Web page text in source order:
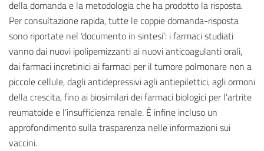
della domanda e la metodologia che ha prodotto la risposta.
Per consultazione rapida, tutte le coppie domanda-risposta
sono riportate nel ‘documento in sintesi’: i farmaci studiati
vanno dai nuovi ipolipemizzanti ai nuovi anticoagulanti orali,
dai farmaci incretinici ai farmaci per il tumore polmonare non a
piccole cellule, dagli antidepressivi agli antiepilettici, agli ormoni
della crescita, fino ai biosimilari dei farmaci biologici per l’artrite
reumatoide e l’insufficienza renale. È infine incluso un
approfondimento sulla trasparenza nelle informazioni sui
vaccini.